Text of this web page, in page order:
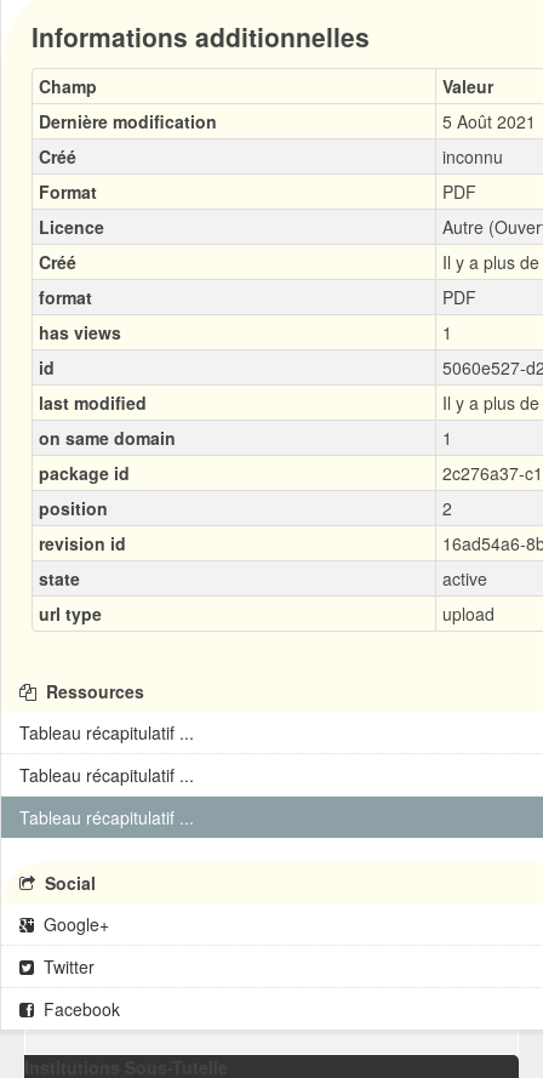
Informations additionnelles
Champ
Valeur
Dernière modification
5 Août 2021
Créé
inconnu
Format
PDF
Licence
Autre
Créé
Il y a plus
format
PDF
has views
1
id
5060e527-
last modified
Il y a plus
on same domain
1
package id
2c276a37-
position
2
revision id
16ad54a6-
state
active
url type
upload
Ressources
Tableau récapitulatif ...
Tableau récapitulatif ...
Tableau récapitulatif ...
Social
Google+
Twitter
Facebook